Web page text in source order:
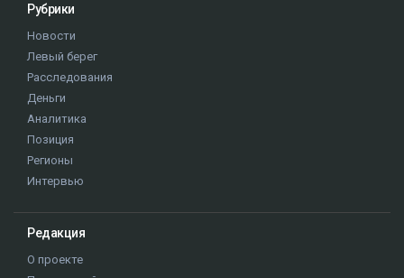
Рубрики
Новости
Левый берег
Расследования
Деньги
Аналитика
Позиция
Регионы
Интервью
Редакция
О проекте